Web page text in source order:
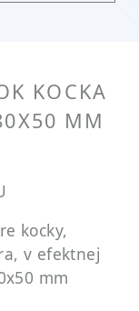
KOCKA
MM
kocky,
v efektnej
mm